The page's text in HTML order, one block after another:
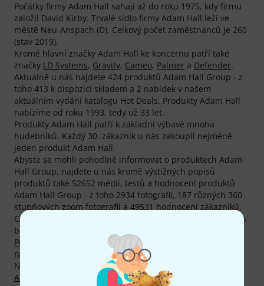
Počátky firmy Adam Hall sahají až do roku 1975, kdy firmu
založil David Kirby. Trvalé sídlo firmy Adam Hall leží ve
městě Neu-Anspach (D). Celkový počet zaměstnanců je 260
(stav 2019).
Kromě hlavní značky Adam Hall ke koncernu patří také
značky LD Systems, Gravity, Cameo, Palmer a Defender.
Aktuálně u nás najdete 424 produktů Adam Hall Group - z
toho 413 k dispozici skladem a 2 nabídek v našem
aktuálním vydání katalogu Hot Deals. Produkty Adam Hall
nabízíme od roku 1993, tedy už 33 let.
Produkty Adam Hall patří k základní výbavě mnoha
hudebníků. Každý 30. zákazník u nás zakoupil nejméně
jeden produkt Adam Hall.
Abyste se mohli pohodlně informovat o produktech Adam
Hall Group, najdete u nás kromě výstižných popisů
produktů také 52652 médií, testů a hodnocení produktů
Adam Hall Group - z toho 2934 fotografií, 187 různých 360
stupňových zoom fotografií a 49531 hodnocení zákazníků.
Celkem 188 produktů Adam Hall je v současnosti Thomann
bestsellery, mj. v kategoriích
Profily
, Zámky,Misky
racky
Naším nejprodávanějším produktem značky Adam Hall je
Adam Hall 874 E 02 Rack Drawer ERGO. Trhákem je